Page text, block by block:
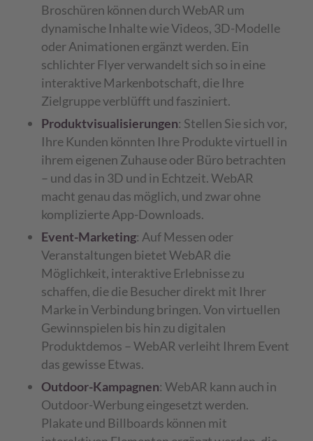
Broschüren können durch WebAR um
dynamische Inhalte wie Videos, 3D-Modelle
oder Animationen ergänzt werden. Ein
schlichter Flyer verwandelt sich so in eine
interaktive Markenbotschaft, die Ihre
Zielgruppe verblüfft und fasziniert.
Produktvisualisierungen: Stellen Sie sich vor,
Ihre Kunden könnten Ihre Produkte virtuell in
ihrem eigenen Zuhause oder Büro betrachten
– und das in 3D und in Echtzeit. WebAR
macht genau das möglich, und zwar ohne
komplizierte App-Downloads.
Event-Marketing: Auf Messen oder
Veranstaltungen bietet WebAR die
Möglichkeit, interaktive Erlebnisse zu
schaffen, die die Besucher direkt mit Ihrer
Marke in Verbindung bringen. Von virtuellen
Gewinnspielen bis hin zu digitalen
Produktdemos – WebAR verleiht Ihrem Event
das gewisse Etwas.
Outdoor-Kampagnen: WebAR kann auch in
Outdoor-Werbung eingesetzt werden.
Plakate und Billboards können mit